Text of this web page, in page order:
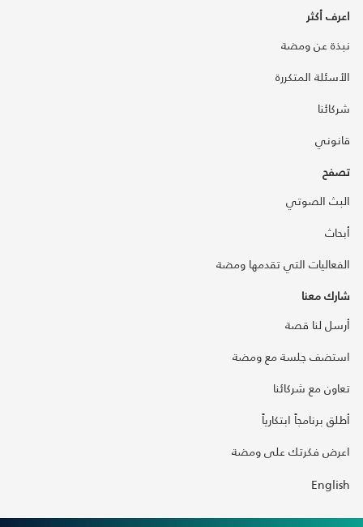
اعرف أكثر
نبذة عن ومضة
الأسئلة المتكررة
شركائنا
قانوني
تصفح
البث الصوتي
أبحاث
الفعاليات التي تقدمها ومضة
شارك معنا
أرسل لنا قصة
استضف جلسة مع ومضة
تعاون مع شركائنا
أطلق برنامجاً ابتكارياً
اعرض فكرتك على ومضة
English